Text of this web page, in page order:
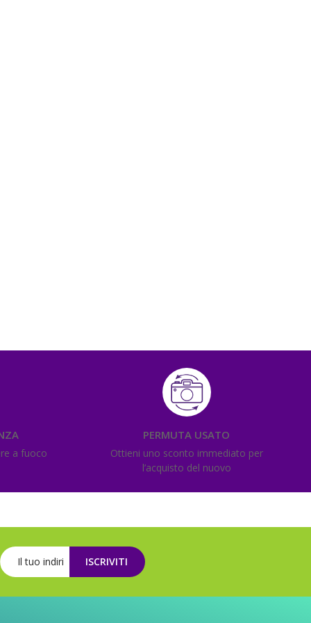
a fuoco
PERMUTA USATO
Ottieni uno sconto immediato per
l’acquisto del nuovo
ISCRIVITI